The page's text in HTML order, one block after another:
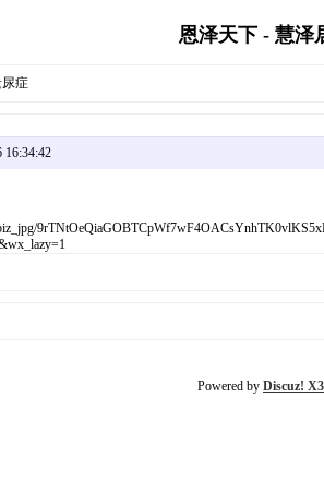
恩泽天下 - 慧泽
尿症
Powered by Discuz!